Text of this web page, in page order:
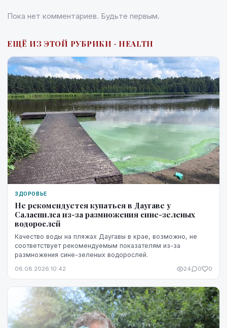
Пока нет комментариев. Будьте первым.
ЕЩЁ ИЗ ЭТОЙ РУБРИКИ · HEALTH
ЗДОРОВЬЕ
Не рекомендуется купаться в Даугаве у
Саласпилса из-за размножения сине-зеленых
водорослей
Качество воды на пляжах Даугавы в крае, возможно, не
соответствует рекомендуемым показателям из-за
размножения сине-зеленых водорослей.
06.08.2026 10:42 24 0 0